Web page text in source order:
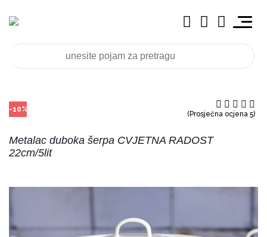
Metalac duboka šerpa CVJETNA RADOST
22cm/5lit
(Prosječna ocjena 5)
-10%